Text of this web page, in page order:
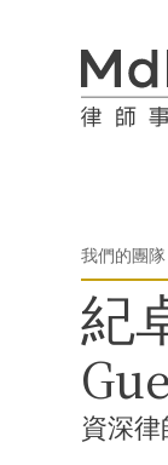
我們的團隊
紀
資深律